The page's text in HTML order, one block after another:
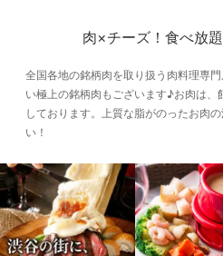
肉×チーズ！食べ放
全国各地の銘柄肉を取り扱う肉料理専
い極上の銘柄肉もございます♪お肉は、
しております。上質な脂がのったお肉
い！